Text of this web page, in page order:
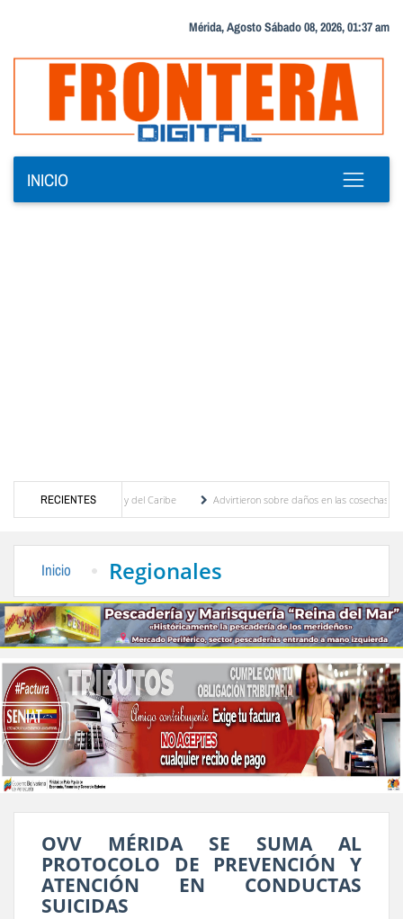
Mérida, Agosto Sábado 08, 2026, 01:37 am
INICIO
RECIENTESy del Caribe
Advirtieron sobre daños en las cosechas de los
Inicio Regionales
OVV MÉRIDA SE SUMA AL
PROTOCOLO DE PREVENCIÓN Y
ATENCIÓN EN CONDUCTAS
SUICIDAS